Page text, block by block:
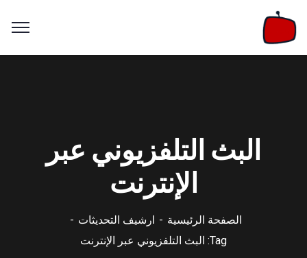
البث التلفزيوني عبر
الإنترنت
الصفحة الرئيسية
ارشيف التحديثات
Tag: البث التلفزيوني عبر الإنترنت